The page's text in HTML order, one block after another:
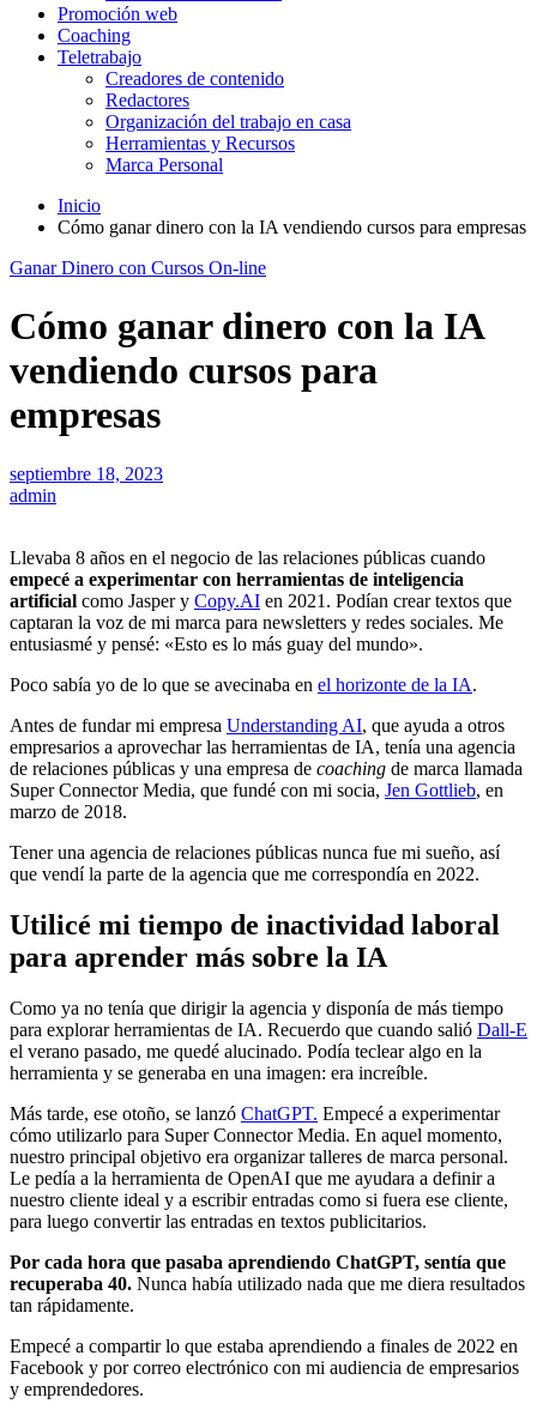
Promoción web
Coaching
Teletrabajo
Creadores de contenido
Redactores
Organización del trabajo en casa
Herramientas y Recursos
Marca Personal
Inicio
Cómo ganar dinero con la IA vendiendo cursos para empresas
Ganar Dinero con Cursos On-line
Cómo ganar dinero con la IA
vendiendo cursos para
empresas
septiembre 18, 2023
admin
Llevaba 8 años en el negocio de las relaciones públicas cuando
empecé a experimentar con herramientas de inteligencia
artificial como Jasper y Copy.AI en 2021. Podían crear textos que
captaran la voz de mi marca para newsletters y redes sociales. Me
entusiasmé y pensé: «Esto es lo más guay del mundo».
Poco sabía yo de lo que se avecinaba en el horizonte de la IA.
Antes de fundar mi empresa Understanding AI, que ayuda a otros
empresarios a aprovechar las herramientas de IA, tenía una agencia
de relaciones públicas y una empresa de coaching de marca llamada
Super Connector Media, que fundé con mi socia, Jen Gottlieb, en
marzo de 2018.
Tener una agencia de relaciones públicas nunca fue mi sueño, así
que vendí la parte de la agencia que me correspondía en 2022.
Utilicé mi tiempo de inactividad laboral
para aprender más sobre la IA
Como ya no tenía que dirigir la agencia y disponía de más tiempo
para explorar herramientas de IA. Recuerdo que cuando salió Dall-E
el verano pasado, me quedé alucinado. Podía teclear algo en la
herramienta y se generaba en una imagen: era increíble.
Más tarde, ese otoño, se lanzó ChatGPT. Empecé a experimentar
cómo utilizarlo para Super Connector Media. En aquel momento,
nuestro principal objetivo era organizar talleres de marca personal.
Le pedía a la herramienta de OpenAI que me ayudara a definir a
nuestro cliente ideal y a escribir entradas como si fuera ese cliente,
para luego convertir las entradas en textos publicitarios.
Por cada hora que pasaba aprendiendo ChatGPT, sentía que
recuperaba 40. Nunca había utilizado nada que me diera resultados
tan rápidamente.
Empecé a compartir lo que estaba aprendiendo a finales de 2022 en
Facebook y por correo electrónico con mi audiencia de empresarios
y emprendedores.